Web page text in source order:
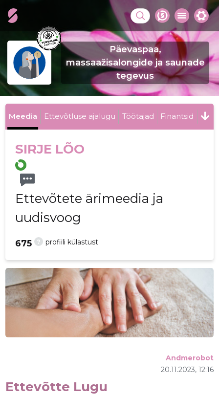
Päevaspaa,
massaažisalongide ja saunade
tegevus
Meedia Ettevõtluse ajalugu Töötajad Finantsid
SIRJE LÕO
Ettevõtete ärimeedia ja
uudisvoog
? profiili külastust
675
Ettevõtte Lugu
20.11.2023, 12:16
Andmerobot